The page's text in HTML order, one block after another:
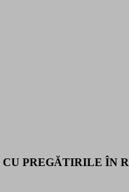
PREGĂTIRILE ÎN